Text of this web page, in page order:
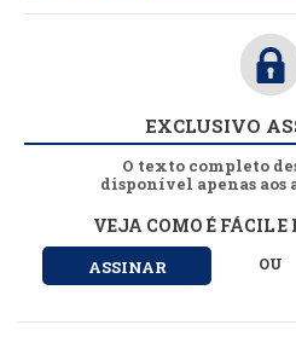
EXCLUSIVO
O texto completo
disponível apenas aos
VEJA COMO É FÁCIL
ASSINAR OU